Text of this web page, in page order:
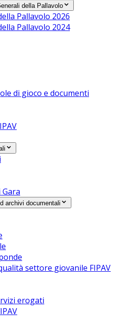
della Pallavolo
Pallavolo 2026
Pallavolo 2024
di gioco e documenti
archivi documentali
settore giovanile FIPAV
erogati